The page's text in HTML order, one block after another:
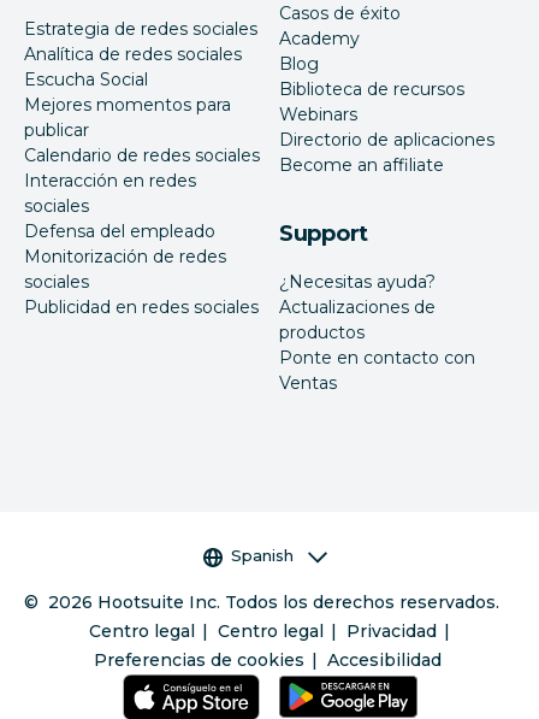
Estrategia de redes sociales
Analítica de redes sociales
Escucha Social
Mejores momentos para
publicar
Calendario de redes sociales
Interacción en redes
sociales
Defensa del empleado
Monitorización de redes
sociales
Publicidad en redes sociales
Casos de éxito
Academy
Blog
Biblioteca de recursos
Webinars
Directorio de aplicaciones
Become an affiliate
Support
¿Necesitas ayuda?
Actualizaciones de
productos
Ponte en contacto con
Ventas
Selector de idioma
Spanish
© 2026 Hootsuite Inc. Todos los derechos reservados.
Centro legal
Centro legal
Privacidad
Preferencias de cookies
Accesibilidad